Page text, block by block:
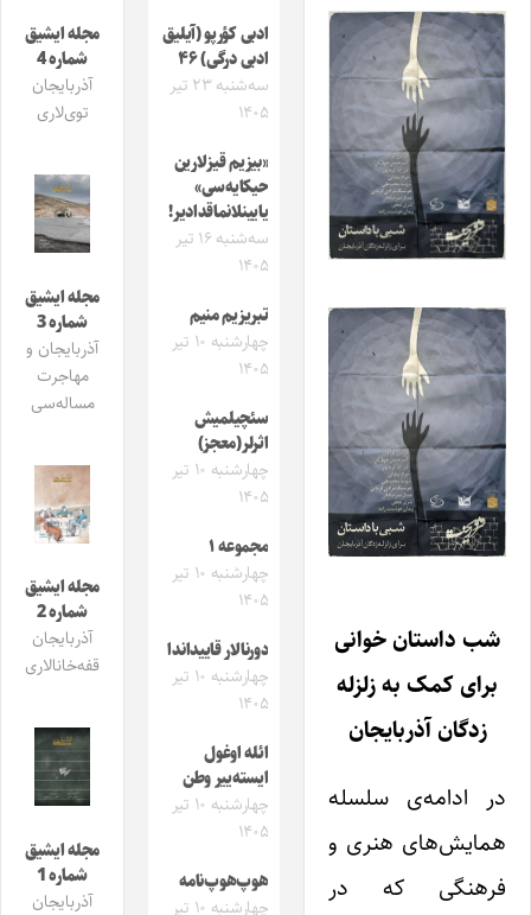
شب داستان خوانی
برای کمک به زلزله
زدگان آذربایجان
در ادامه‌ی سلسله‌‌
همایش‌های هنری و
فرهنگی که در
ادبی کؤرپو (آیلیق
ادبی درگی) ۴۶
سه‌شنبه ۲۳ تیر
۱۴۰۵
«بیزیم قیزلارین
حیکایه‌سی»
یایینلانماقدادیر!
سه‌شنبه ۱۶ تیر
۱۴۰۵
تبریزیم منیم
چهارشنبه ۱۰ تیر
۱۴۰۵
سئچیلمیش
اثرلر(معجز)
چهارشنبه ۱۰ تیر
۱۴۰۵
مجموعه ۱
چهارشنبه ۱۰ تیر
۱۴۰۵
دورنالار قاییداندا
چهارشنبه ۱۰ تیر
۱۴۰۵
ائله اوغول
ایسته‌ییر وطن
چهارشنبه ۱۰ تیر
۱۴۰۵
هوپ‌هوپ‌نامه
چهارشنبه ۱۰ تیر
مجله ایشیق
شماره 4
آذربایجان
توی‌لاری
مجله ایشیق
شماره 3
آذربایجان و
مهاجرت
مساله‌سی
مجله ایشیق
شماره 2
آذربایجان
قفه‌خانالاری
مجله ایشیق
شماره 1
آذربایجان